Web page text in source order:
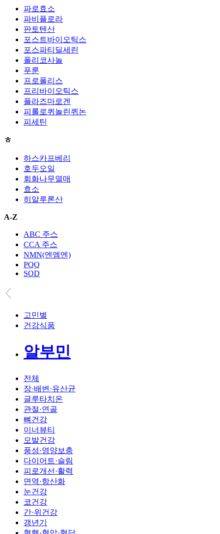
파로효소
파비플로라
판토텐산
포스트바이오틱스
포스파티딜세린
폴리코사놀
푸룬
프로폴리스
프리바이오틱스
플라즈마로겐
피롤로퀴놀린퀴논
피세틴
ㅎ
하스카프베리
호두오일
회화나무열매
효소
히알루론산
A-Z
ABC 주스
CCA 주스
NMN(엔엠엔)
PQQ
SOD
고민별
건강식품
알부민
전체
장·배변·유산균
글루타치온
관절·연골
뼈건강
이너뷰티
모발건강
풍성·영양보충
다이어트·슬림
피로개선·활력
면역·항산화
눈건강
코건강
간·위건강
갱년기